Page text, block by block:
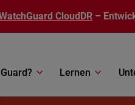
CloudDR –
Lernen